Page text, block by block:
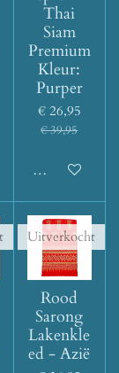
de hoogte
Thai
Siam
Premium
Kleur:
Purper
€ 26,95
€ 39,95
Houd mij op
Uitverkocht
Rood
Sarong
Lakenkle
ed - Azië